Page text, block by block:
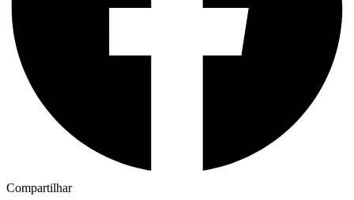
Compartilhar